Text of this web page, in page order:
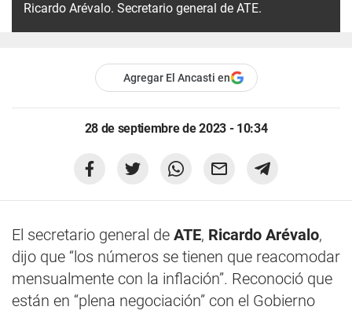
Ricardo Arévalo. Secretario general de ATE.
Agregar El Ancasti en
28 de septiembre de 2023 - 10:34
El secretario general de ATE, Ricardo Arévalo,
dijo que “los números se tienen que reacomodar
mensualmente con la inflación”. Reconoció que
están en “plena negociación” con el Gobierno